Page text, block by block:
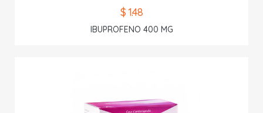
$ 1.48
IBUPROFENO 400 MG